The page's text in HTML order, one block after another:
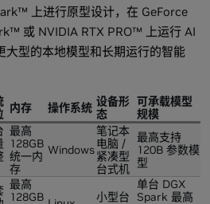
上进行原型设计，在 GeForce
或 NVIDIA RTX PRO™ 上运行 AI
大型的本地模型和长期运行的智能
内存 操作系统 设备形
态
可承载模型
规模
最高
128GB
统一内
存
Windows
笔记本
电脑 /
紧凑型
台式机
最高支持
120B 参数模
型
最高
128GB
小型台
单台 DGX
Spark 最高